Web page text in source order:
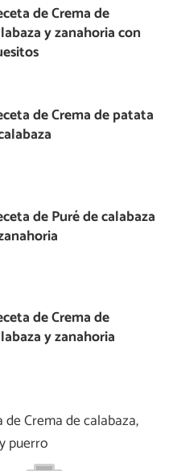
de Crema de
y zanahoria con
de Crema de patata
de Puré de calabaza
de Crema de
y zanahoria
de Crema de calabaza,
puerro